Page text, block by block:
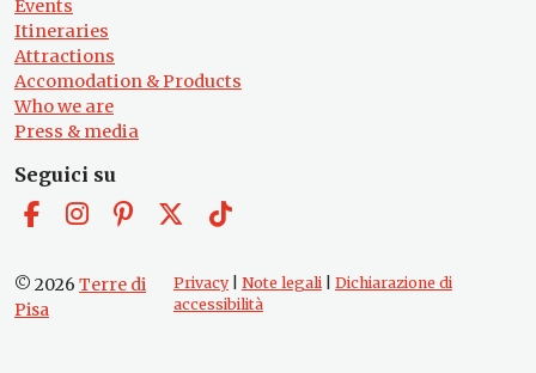
Events
Itineraries
Attractions
Accomodation & Products
Who we are
Press & media
Seguici su
© 2026 Terre di
Pisa
Privacy| Note legali| Dichiarazione di
accessibilità